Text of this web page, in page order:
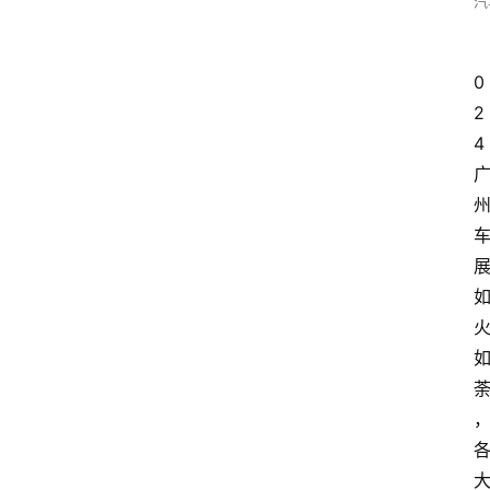
0
2
4
广
州
车
展
如
火
如
荼
，
各
大